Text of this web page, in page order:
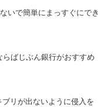
いで簡単にまっすぐにでき
ばじぶん銀行がおすすめ
リが出ないように侵入を